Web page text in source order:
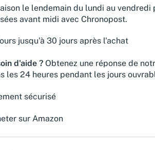
le lendemain du lundi au vendredi
avant midi avec Chronopost.
jusqu'à 30 jours après l'achat
d'aide ? Obtenez une réponse de
les 24 heures pendant les jours
sécurisé
sur Amazon